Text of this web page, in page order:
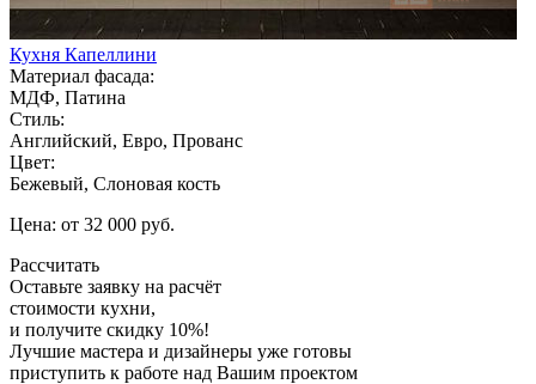
Кухня Капеллини
Материал фасада:
МДФ, Патина
Стиль:
Английский, Евро, Прованс
Цвет:
Бежевый, Слоновая кость
Цена: от 32 000 руб.
Рассчитать
Оставьте заявку на расчёт
стоимости кухни,
и получите скидку 10%!
Лучшие мастера и дизайнеры уже готовы
приступить к работе над Вашим проектом